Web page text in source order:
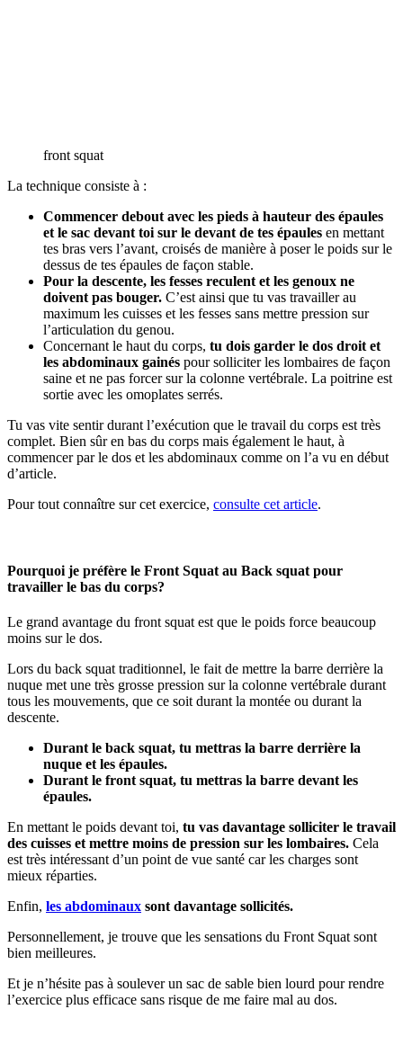
front squat
La technique consiste à :
Commencer debout avec les pieds à hauteur des épaules
et le sac devant toi sur le devant de tes épaules en mettant
tes bras vers l’avant, croisés de manière à poser le poids sur le
dessus de tes épaules de façon stable.
Pour la descente, les fesses reculent et les genoux ne
doivent pas bouger. C’est ainsi que tu vas travailler au
maximum les cuisses et les fesses sans mettre pression sur
l’articulation du genou.
Concernant le haut du corps, tu dois garder le dos droit et
les abdominaux gainés pour solliciter les lombaires de façon
saine et ne pas forcer sur la colonne vertébrale. La poitrine est
sortie avec les omoplates serrés.
Tu vas vite sentir durant l’exécution que le travail du corps est très
complet. Bien sûr en bas du corps mais également le haut, à
commencer par le dos et les abdominaux comme on l’a vu en début
d’article.
Pour tout connaître sur cet exercice, consulte cet article.
Pourquoi je préfère le Front Squat au Back squat pour
travailler le bas du corps?
Le grand avantage du front squat est que le poids force beaucoup
moins sur le dos.
Lors du back squat traditionnel, le fait de mettre la barre derrière la
nuque met une très grosse pression sur la colonne vertébrale durant
tous les mouvements, que ce soit durant la montée ou durant la
descente.
Durant le back squat, tu mettras la barre derrière la
nuque et les épaules.
Durant le front squat, tu mettras la barre devant les
épaules.
En mettant le poids devant toi, tu vas davantage solliciter le travail
des cuisses et mettre moins de pression sur les lombaires. Cela
est très intéressant d’un point de vue santé car les charges sont
mieux réparties.
Enfin, les abdominaux sont davantage sollicités.
Personnellement, je trouve que les sensations du Front Squat sont
bien meilleures.
Et je n’hésite pas à soulever un sac de sable bien lourd pour rendre
l’exercice plus efficace sans risque de me faire mal au dos.